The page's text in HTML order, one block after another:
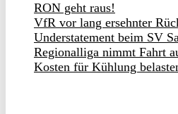
RON geht raus!
VfR vor lang ersehnter
Understatement beim SV
Regionalliga nimmt Fahrt
Kosten für Kühlung